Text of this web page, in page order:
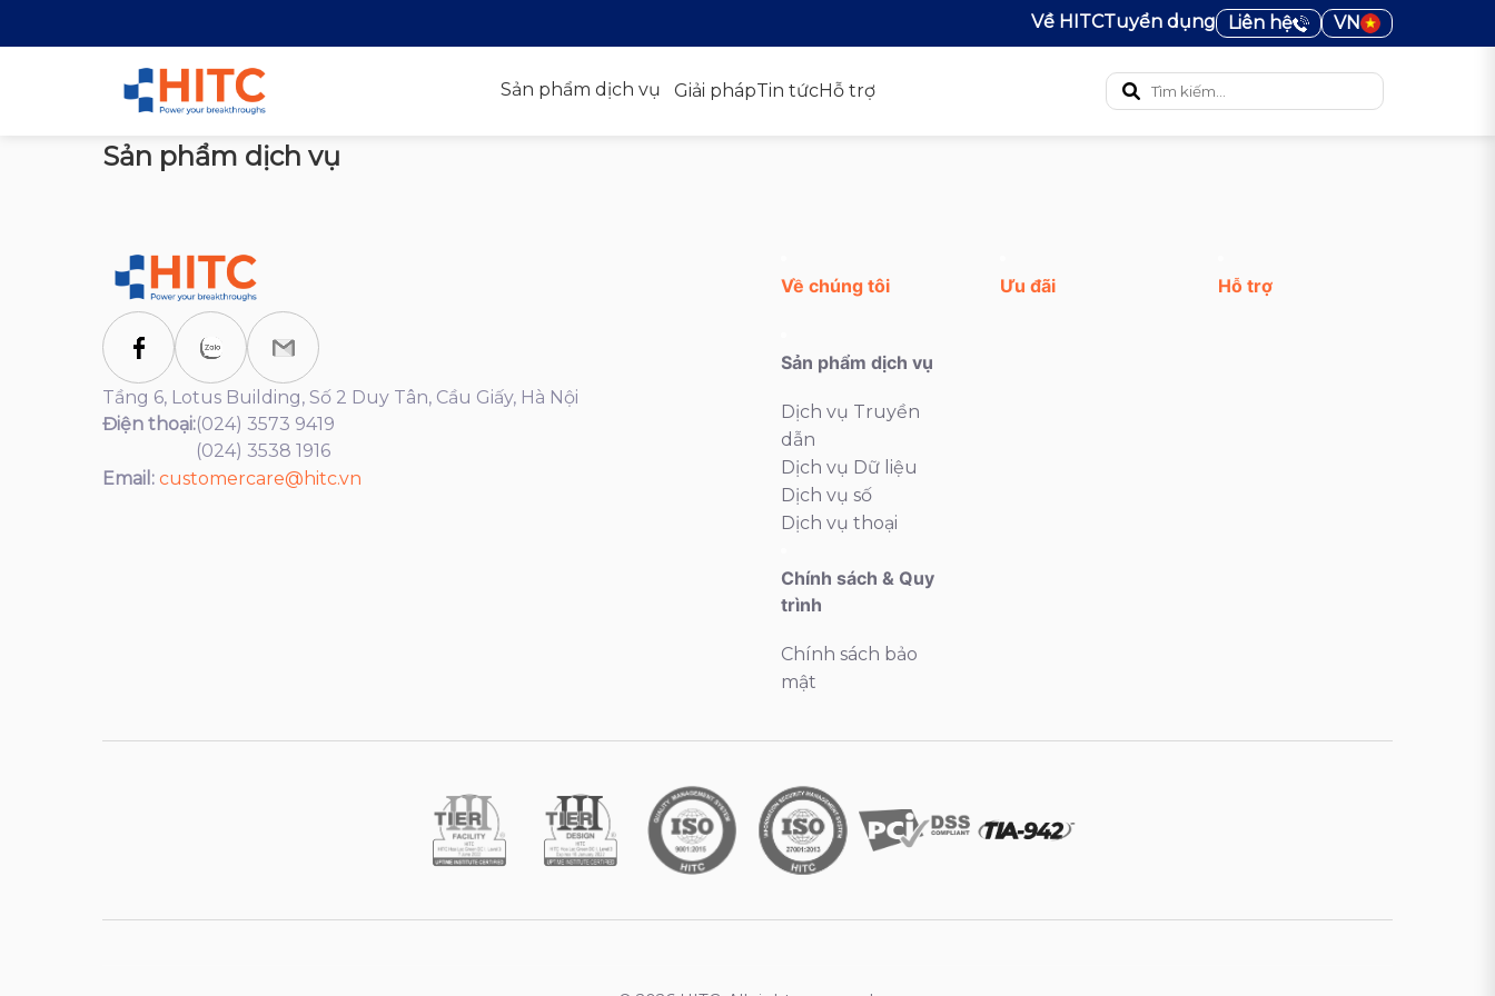
Về HITCTuyển dụng Liên hệ VN
Sản phẩm dịch vụ Giải phápTin tứcHỗ trợ
Sản phẩm dịch vụ
Tầng 6, Lotus Building, Số 2 Duy Tân, Cầu Giấy, Hà Nội
Điện thoại:(024) 3573 9419
(024) 3538 1916
Email: customercare@hitc.vn
Về chúng tôi
Sản phẩm dịch vụ
Dịch vụ Truyền
dẫn
Dịch vụ Dữ liệu
Dịch vụ số
Dịch vụ thoại
Chính sách & Quy
trình
Chính sách bảo
mật
Ưu đãi Hỗ trợ